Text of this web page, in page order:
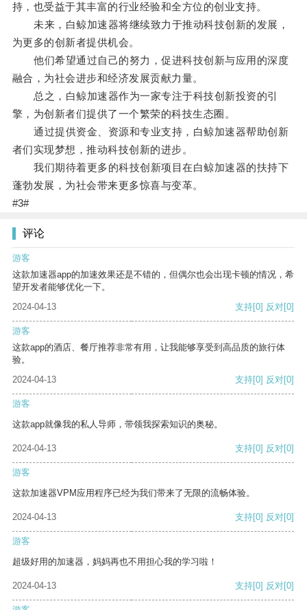
持，也受益于其丰富的行业经验和全方位的创业支持。
未来，白鲸加速器将继续致力于推动科技创新的发展，
为更多的创新者提供机会。
他们希望通过自己的努力，促进科技创新与应用的深度
融合，为社会进步和经济发展贡献力量。
总之，白鲸加速器作为一家专注于科技创新投资的引
擎，为创新者们提供了一个繁荣的科技生态圈。
通过提供资金、资源和专业支持，白鲸加速器帮助创新
者们实现梦想，推动科技创新的进步。
我们期待着更多的科技创新项目在白鲸加速器的扶持下
蓬勃发展，为社会带来更多惊喜与变革。
#3#
评论
游客
这款加速器app的加速效果还是不错的，但偶尔也会出现卡顿的情况，希
望开发者能够优化一下。
2024-04-13
支持[0] 反对[0]
游客
这款app的酒店、餐厅推荐非常有用，让我能够享受到高品质的旅行体
验。
2024-04-13
支持[0] 反对[0]
游客
这款app就像我的私人导师，带领我探索知识的奥秘。
2024-04-13 支持[0] 反对[0]
游客
这款加速器VPM应用程序已经为我们带来了无限的流畅体验。
2024-04-13 支持[0] 反对[0]
游客
超级好用的加速器，妈妈再也不用担心我的学习啦！
2024-04-13 支持[0] 反对[0]